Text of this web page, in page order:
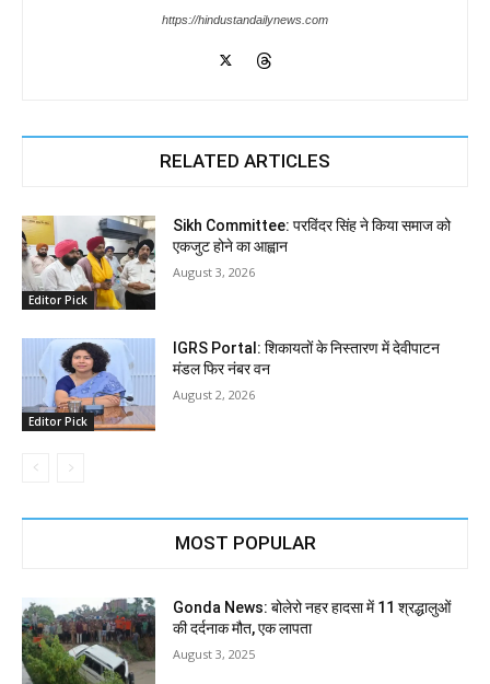
https://hindustandailynews.com
RELATED ARTICLES
Editor Pick
Sikh Committee: परविंदर सिंह ने किया समाज को
एकजुट होने का आह्वान
August 3, 2026
Editor Pick
IGRS Portal: शिकायतों के निस्तारण में देवीपाटन
मंडल फिर नंबर वन
August 2, 2026
MOST POPULAR
Gonda News: बोलेरो नहर हादसा में 11 श्रद्धालुओं
की दर्दनाक मौत, एक लापता
August 3, 2025